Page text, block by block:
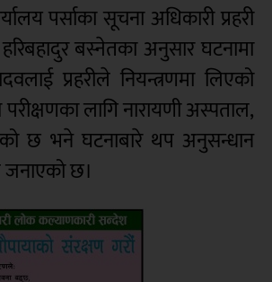
पर्साका सूचना अधिकारी प्रहरी
बस्नेतका अनुसार घटनामा
प्रहरीले नियन्त्रणमा लिएको
लागि नारायणी अस्पताल,
छ भने घटनाबारे थप अनुसन्धान
जनाएको छ।